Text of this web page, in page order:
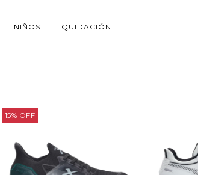
NIÑOS LIQUIDACIÓN
15% OFF